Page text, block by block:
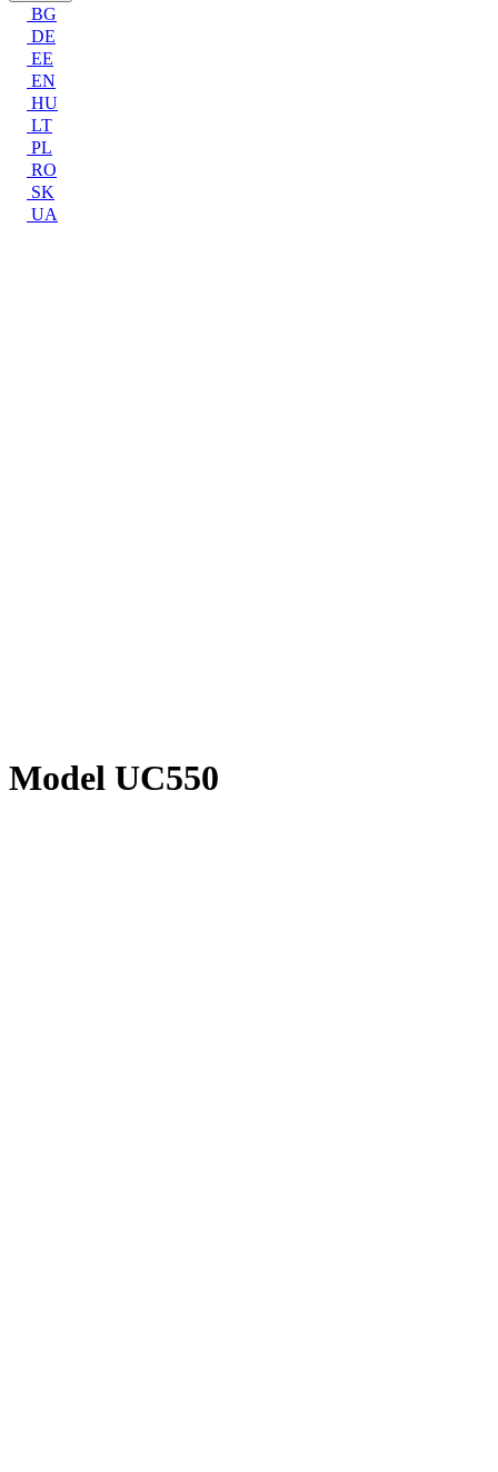
BG
DE
EE
EN
HU
LT
PL
RO
SK
UA
Model UC550